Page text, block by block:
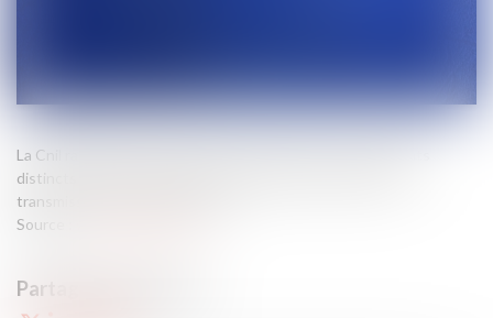
Source :
La Cnil rappelle la nécessité de recueillir des consentements
distincts pour la collecte de données personnelles et leur
transmission à des partenaires...